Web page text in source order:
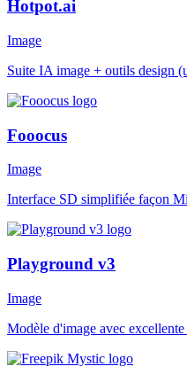
Hotpot.ai
Image
Suite IA image + outils design
Fooocus
Image
Interface SD simplifiée façon
Playground v3
Image
Modèle d'image avec